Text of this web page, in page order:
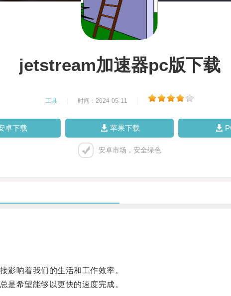
jetstream加速器pc版下载
工具 时间：2024-05-11
卓下载 苹果下载
安卓市场，安全绿色
响着我们的生活和工作效率。
希望能够以更快的速度完成。